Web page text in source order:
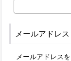
メールアドレス
メールアドレス